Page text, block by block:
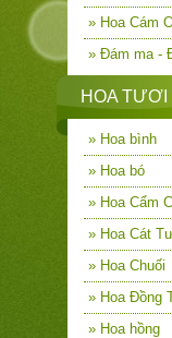
» Hoa Cám
» Đám ma -
HOA TƯƠI
» Hoa bình
» Hoa bó
» Hoa Cẩm
» Hoa Cát
» Hoa Chuối
» Hoa Đồng
» Hoa hồng